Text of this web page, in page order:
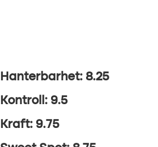
Hanterbarhet: 8.25
Kontroll: 9.5
Kraft: 9.75